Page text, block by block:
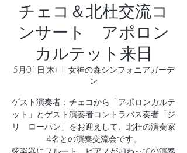
チェコ＆北杜交流コ
ンサート アポロン
カルテット来日
5月01日(木)
  |
女神の森シンフォニアガーデ
ン
ゲスト演奏者：チェコから「アポロンカルテ
ット」とゲスト演奏者コントラバス奏者「ジ
リ ローハン」をお迎えして、北杜の演奏家
4名との演奏交流会です。